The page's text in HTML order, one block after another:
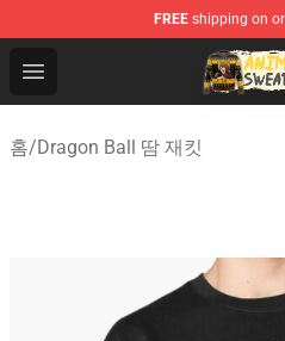
FREE shipping on
Open menu
Anime Sweatshirts Store -
홈/Dragon Ball 땀 재킷